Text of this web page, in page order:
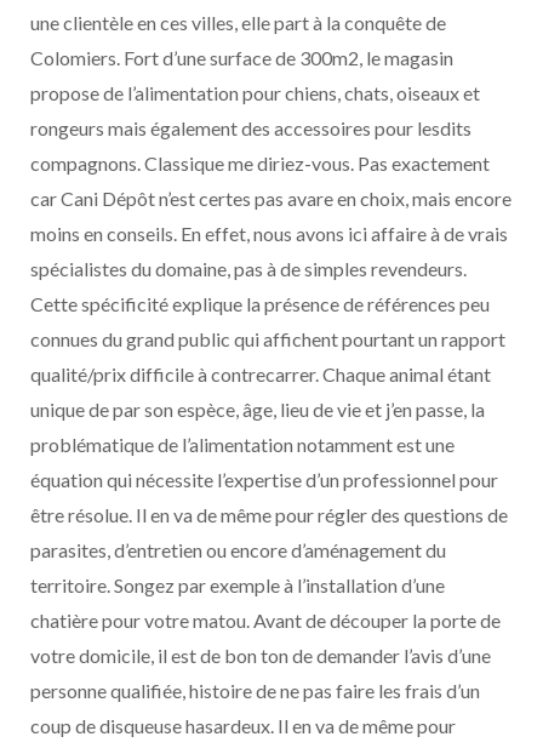
une clientèle en ces villes, elle part à la conquête de
Colomiers. Fort d’une surface de 300m2, le magasin
propose de l’alimentation pour chiens, chats, oiseaux et
rongeurs mais également des accessoires pour lesdits
compagnons. Classique me diriez-vous. Pas exactement
car Cani Dépôt n’est certes pas avare en choix, mais encore
moins en conseils. En effet, nous avons ici affaire à de vrais
spécialistes du domaine, pas à de simples revendeurs.
Cette spécificité explique la présence de références peu
connues du grand public qui affichent pourtant un rapport
qualité/prix difficile à contrecarrer. Chaque animal étant
unique de par son espèce, âge, lieu de vie et j’en passe, la
problématique de l’alimentation notamment est une
équation qui nécessite l’expertise d’un professionnel pour
être résolue. Il en va de même pour régler des questions de
parasites, d’entretien ou encore d’aménagement du
territoire. Songez par exemple à l’installation d’une
chatière pour votre matou. Avant de découper la porte de
votre domicile, il est de bon ton de demander l’avis d’une
personne qualifiée, histoire de ne pas faire les frais d’un
coup de disqueuse hasardeux. Il en va de même pour